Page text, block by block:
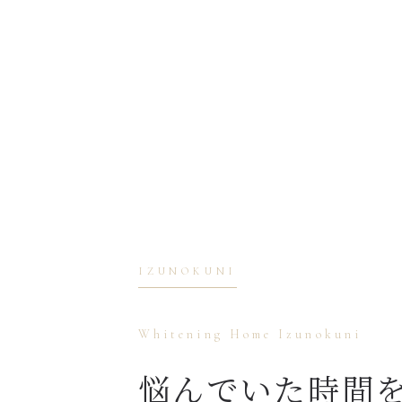
IZUNOKUNI
Whitening Home Izunokuni
悩んでいた時間